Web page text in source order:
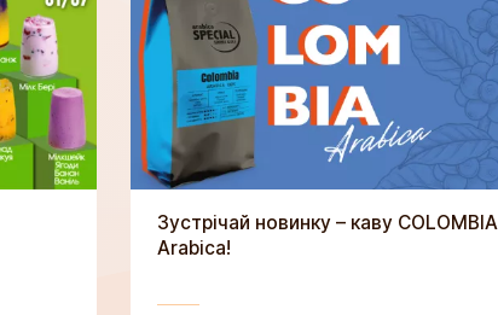
Зустрічай новинку – каву COLOMBIA
Arabica!